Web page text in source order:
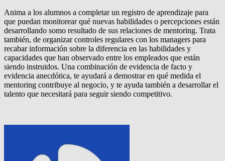
Anima a los alumnos a completar un registro de aprendizaje para
que puedan monitorear qué nuevas habilidades o percepciones están
desarrollando somo resultado de sus relaciones de mentoring. Trata
también, de organizar controles regulares con los managers para
recabar información sobre la diferencia en las habilidades y
capacidades que han observado entre los empleados que están
siendo instruidos. Una combinación de evidencia de facto y
evidencia anecdótica, te ayudará a demostrar en qué medida el
mentoring contribuye al negocio, y te ayuda también a desarrollar el
talento que necesitará para seguir siendo competitivo.